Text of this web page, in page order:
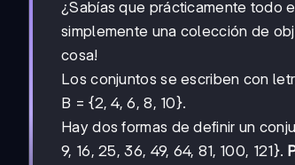
¿Sabías que prácticamente todo
simplemente una colección de
cosa!
Los conjuntos se escriben con
B = {2, 4, 6, 8, 10}.
Hay dos formas de definir un
9, 16, 25, 36, 49, 64, 81, 100, 121}.